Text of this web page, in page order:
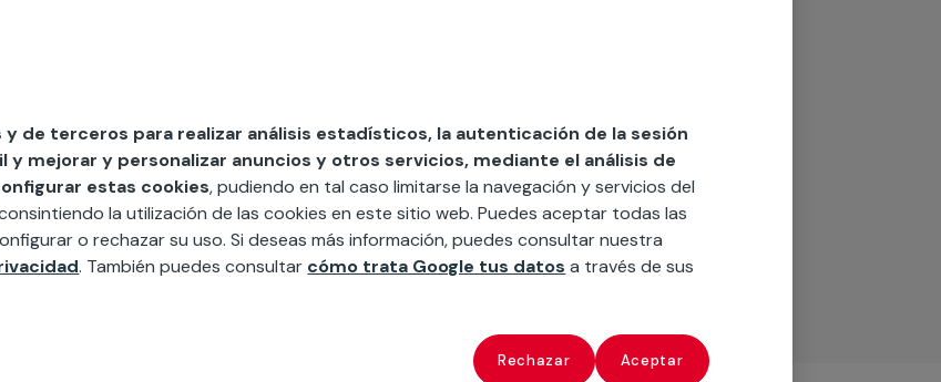
todo lo que necesites:
etc. Cuéntanos que necesitas
de terceros para realizar análisis estadísticos, la autenticación de la sesión
mejorar y personalizar anuncios y otros servicios, mediante el análisis de
estas cookies, pudiendo en tal caso limitarse la navegación y servicios del
la utilización de las cookies en este sitio web. Puedes aceptar todas las
o rechazar su uso. Si deseas más información, puedes consultar nuestra
. También puedes consultar cómo trata Google tus datos a través de sus
Rechazar Aceptar